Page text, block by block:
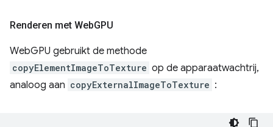
Renderen met WebGPU
WebGPU gebruikt de methode
copyElementImageToTexture op de apparaatwachtrij,
analoog aan copyExternalImageToTexture :